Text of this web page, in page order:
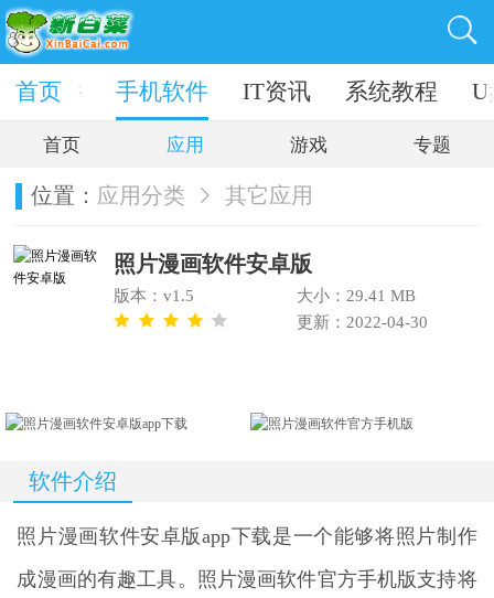
脑软件 手机软件 IT资讯 系统教程 U
首页
首页 应用 游戏 专题
位置： 应用分类 其它应用
照片漫画软件安卓版
版本：v1.5
大小：29.41 MB
更新：2022-04-30
软件介绍
照片漫画软件安卓版app下载是一个能够将照片制作
成漫画的有趣工具。照片漫画软件官方手机版支持将